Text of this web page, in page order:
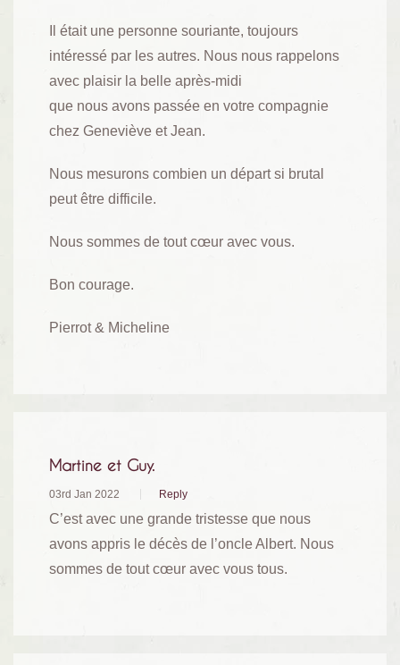
Il était une personne souriante, toujours
intéressé par les autres. Nous nous rappelons
avec plaisir la belle après-midi
que nous avons passée en votre compagnie
chez Geneviève et Jean.
Nous mesurons combien un départ si brutal
peut être difficile.
Nous sommes de tout cœur avec vous.
Bon courage.
Pierrot & Micheline
Martine et Guy.
03rd Jan 2022 Reply
C’est avec une grande tristesse que nous
avons appris le décès de l’oncle Albert. Nous
sommes de tout cœur avec vous tous.